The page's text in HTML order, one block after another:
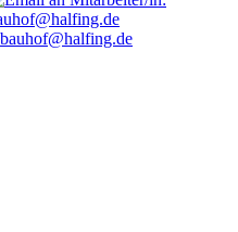
bauhof@halfing.de